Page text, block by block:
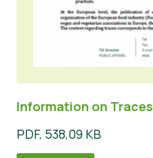
Information on Traces
PDF, 538,09 KB